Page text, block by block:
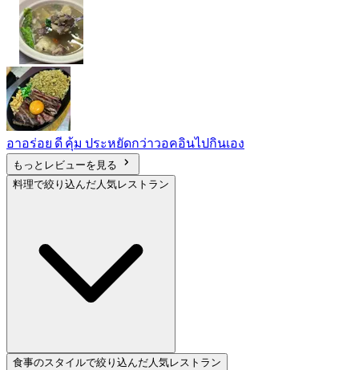
อาอร่อย ดี คุ้ม ประหยัดกว่าวอคอินไปกินเอง
もっとレビューを見る
料理で絞り込んだ人気レストラン
食事のスタイルで絞り込んだ人気レストラン